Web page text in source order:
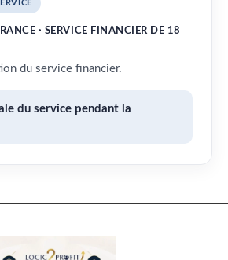
· SERVICE FINANCIER DE 18
du service financier.
du service pendant la